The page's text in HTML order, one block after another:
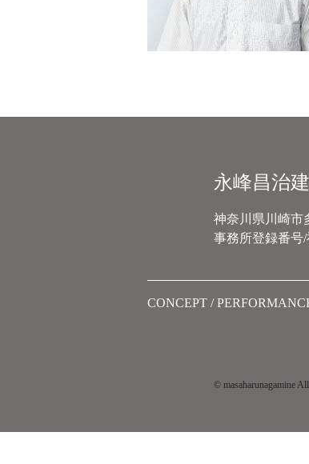
永峰昌治
神奈川県川崎市
事務所登録番号
CONCEPT
© masaharunagamine